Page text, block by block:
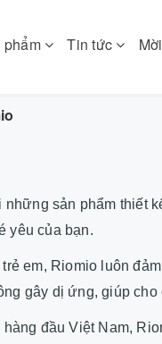
phẩm Tin tức
sản phẩm
yêu của bạn.
em, Riomio luôn
gây dị ứng, giúp
đầu Việt Nam,